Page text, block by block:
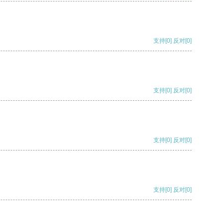
支持[0] 反对[0]
支持[0] 反对[0]
支持[0] 反对[0]
支持[0] 反对[0]